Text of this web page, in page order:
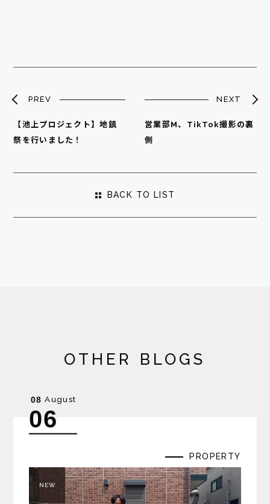
PREV
【池上プロジェクト】地鎮
祭を行いました！
NEXT
営業部M、TikTok撮影の裏
側
BACK TO LIST
OTHER BLOGS
08 August
06
PROPERTY
NEW